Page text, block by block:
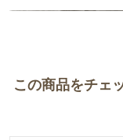
・選んだ理由・・・今
・悩んだこと・・・
ました。
この商品をチェ